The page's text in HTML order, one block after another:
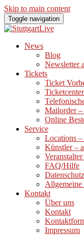
Skip to main content
Toggle navigation
News
Blog
Newsletter
Tickets
Ticket
Mailorder –
Online
Service
Locations –
Künstler –
FAQ/Hilfe
Allgemeine
Kontakt
Über uns
Kontakt
Impressum